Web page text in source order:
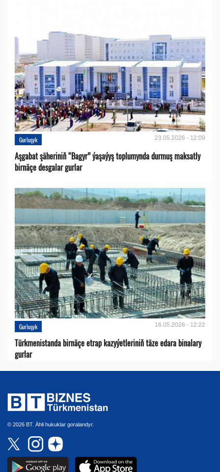
Gurluşyk 23.05.2026 - 12:09
Aşgabat şäheriniň “Bagyr” ýaşaýyş toplumynda durmuş maksatly
birnäçe desgalar gurlar
Gurluşyk 16.05.2026 - 12:22
Türkmenistanda birnäçe etrap kazyýetleriniň täze edara binalary
gurlar
© 2026 BT. Ähli hukuklar goralandyr.